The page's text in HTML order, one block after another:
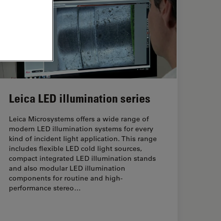
Leica LED illumination series
Leica Microsystems offers a wide range of
modern LED illumination systems for every
kind of incident light application. This range
includes flexible LED cold light sources,
compact integrated LED illumination stands
and also modular LED illumination
components for routine and high-
performance stereo…